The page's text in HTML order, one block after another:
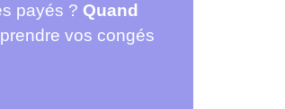
payés ? Quand
vos congés